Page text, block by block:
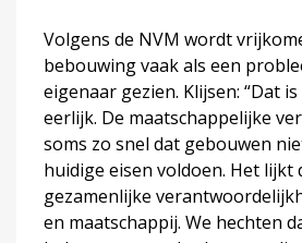
Volgens de NVM wordt
bebouwing vaak als een
eigenaar gezien. Klijsen: “Dat
eerlijk. De maatschappelijke
soms zo snel dat gebouwen
huidige eisen voldoen. Het lijkt
gezamenlijke
en maatschappij. We hechten